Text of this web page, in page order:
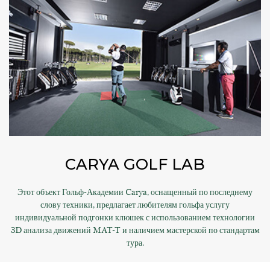
CARYA GOLF LAB
Этот объект Гольф-Академии Carya, оснащенный по последнему
слову техники, предлагает любителям гольфа услугу
индивидуальной подгонки клюшек с использованием технологии
3D анализа движений MAT-T и наличием мастерской по стандартам
тура.